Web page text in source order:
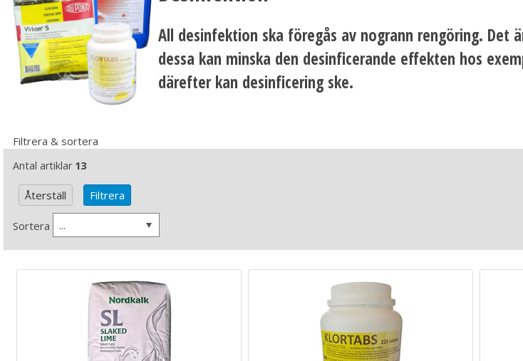
All desinfektion ska föregås av nogrann rengöring.
dessa kan minska den desinficerande effekten hos
därefter kan desinficering ske.
Filtrera & sortera
Antal artiklar 13
Sortera ...